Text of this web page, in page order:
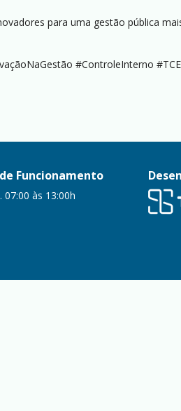
para uma gestão pública
#ControleInterno
Funcionamento
07:00 às 13:00h